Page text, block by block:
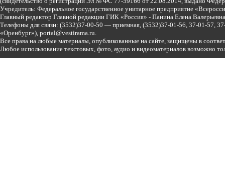
Учредитель: Федеральное государственное унитарное предприятие
Главный редактор Главной редакции ГИК «Россия» - Панина Елена
Телефоны для связи: (3532)37-00-50 — приемная, (3532)37-01-56, 37-01-57,
«Оренбург»), portal@vestirama.ru.
Все права на любые материалы, опубликованные на сайте, защищены в
Любое использование текстовых, фото, аудио и видеоматериалов возможно